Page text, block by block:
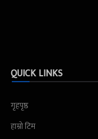
QUICK LINKS
गृहपृष्ठ
हाम्रो टिम